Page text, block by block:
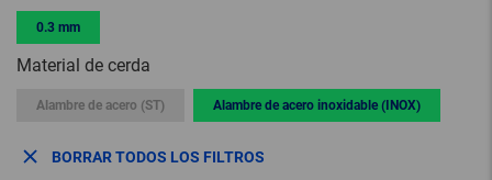
0.3 mm
Material de cerda
Alambre de acero (ST) Alambre de acero inoxidable (INOX)
BORRAR TODOS LOS FILTROS